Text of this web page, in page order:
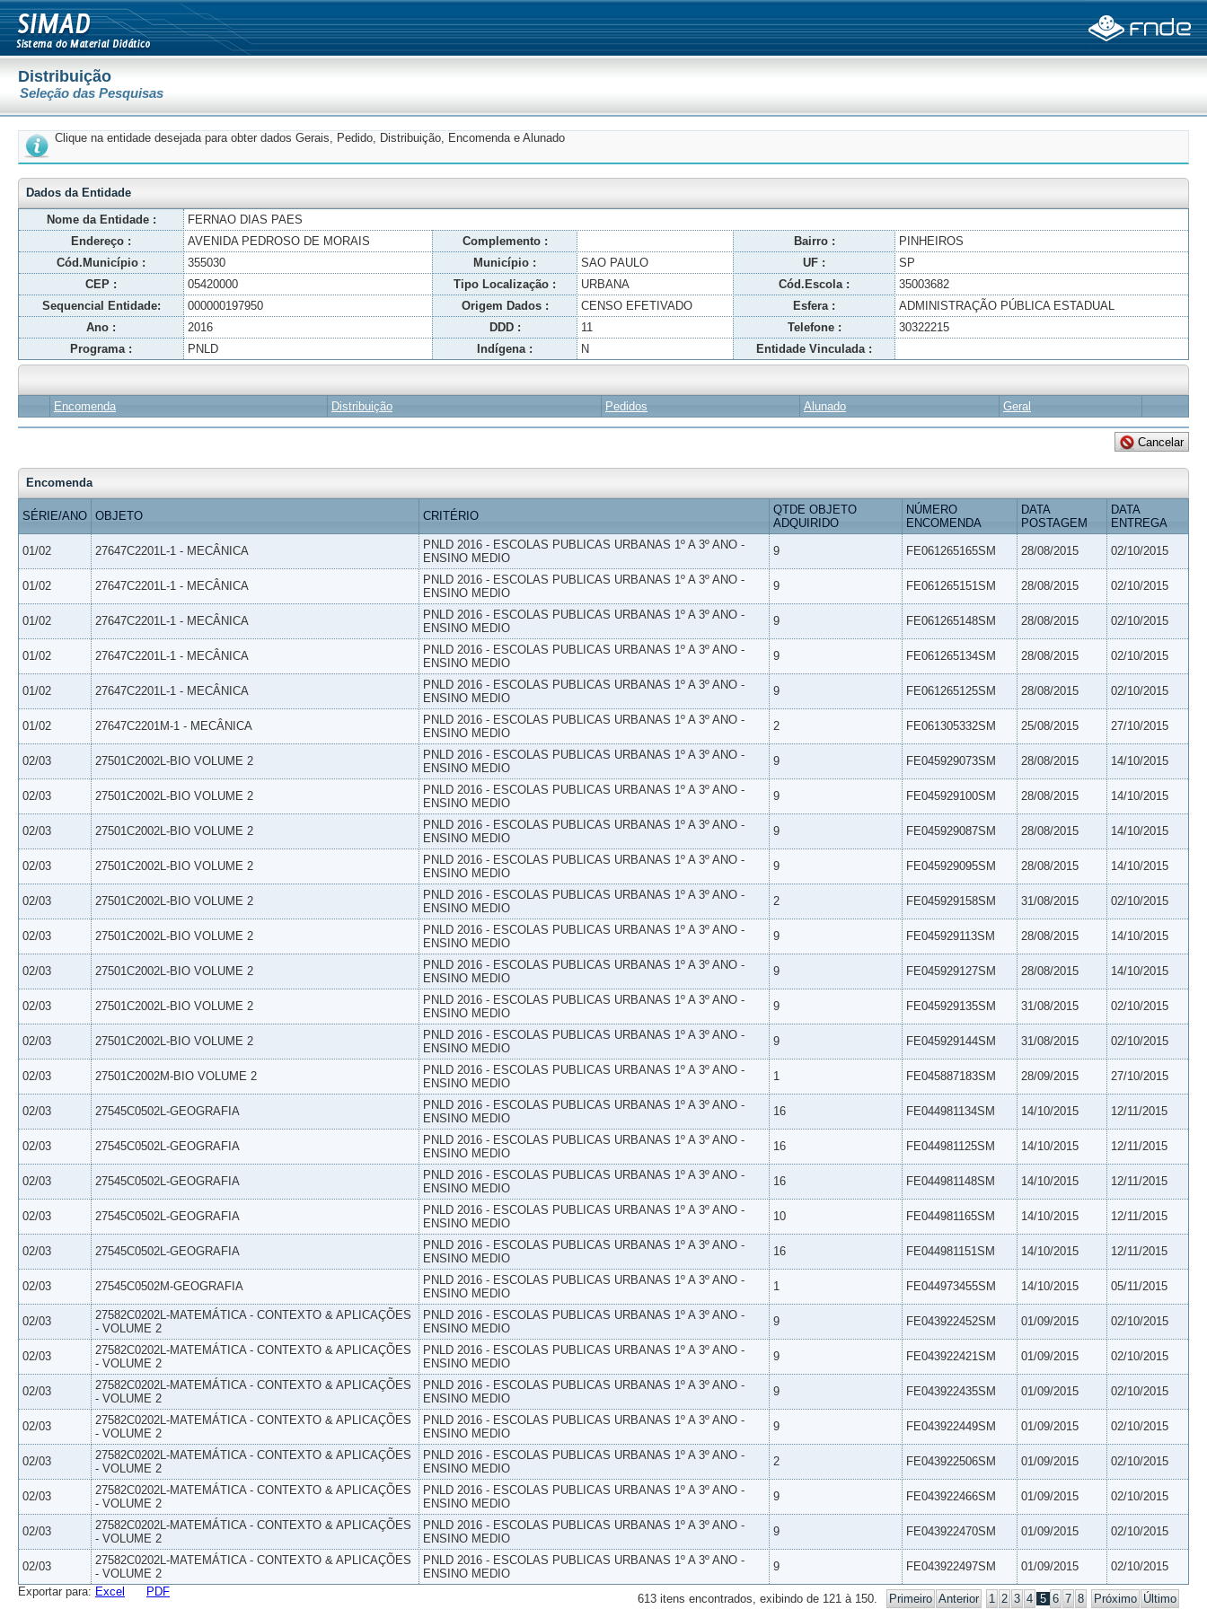
Distribuição
Seleção das Pesquisas
Clique na entidade desejada para obter dados Gerais, Pedido, Distribuição, Encomenda e Alunado
Dados da Entidade
Nome da Entidade :
FERNAO DIAS PAES
Endereço :
AVENIDA PEDROSO DE MORAIS Complemento : Bairro :
PINHEIROS
Cód.Município :
355030 Município : SAO PAULO UF :
SP
CEP :
05420000 Tipo Localização : URBANA Cód.Escola :
35003682
Sequencial Entidade:
000000197950 Origem Dados : CENSO EFETIVADO Esfera :
ADMINISTRAÇÃO PÚBLICA ESTADUAL
Ano :
2016 DDD : 11 Telefone :
30322215
Programa :
PNLD Indígena : N Entidade Vinculada :
Encomenda Distribuição Pedidos Alunado Geral
Encomenda
SÉRIE/ANO OBJETO CRITÉRIO
QTDE OBJETO
ADQUIRIDO
NÚMERO
ENCOMENDA
DATA
POSTAGEM
DATA
ENTREGA
01/02 27647C2201L-1 - MECÂNICA
PNLD 2016 - ESCOLAS PUBLICAS URBANAS 1º A 3º ANO -
ENSINO MEDIO
9 FE061265165SM 28/08/2015 02/10/2015
01/02 27647C2201L-1 - MECÂNICA
PNLD 2016 - ESCOLAS PUBLICAS URBANAS 1º A 3º ANO -
ENSINO MEDIO
9 FE061265151SM 28/08/2015 02/10/2015
01/02 27647C2201L-1 - MECÂNICA
PNLD 2016 - ESCOLAS PUBLICAS URBANAS 1º A 3º ANO -
ENSINO MEDIO
9 FE061265148SM 28/08/2015 02/10/2015
01/02 27647C2201L-1 - MECÂNICA
PNLD 2016 - ESCOLAS PUBLICAS URBANAS 1º A 3º ANO -
ENSINO MEDIO
9 FE061265134SM 28/08/2015 02/10/2015
01/02 27647C2201L-1 - MECÂNICA
PNLD 2016 - ESCOLAS PUBLICAS URBANAS 1º A 3º ANO -
ENSINO MEDIO
9 FE061265125SM 28/08/2015 02/10/2015
01/02 27647C2201M-1 - MECÂNICA
PNLD 2016 - ESCOLAS PUBLICAS URBANAS 1º A 3º ANO -
ENSINO MEDIO
2 FE061305332SM 25/08/2015 27/10/2015
02/03 27501C2002L-BIO VOLUME 2
PNLD 2016 - ESCOLAS PUBLICAS URBANAS 1º A 3º ANO -
ENSINO MEDIO
9 FE045929073SM 28/08/2015 14/10/2015
02/03 27501C2002L-BIO VOLUME 2
PNLD 2016 - ESCOLAS PUBLICAS URBANAS 1º A 3º ANO -
ENSINO MEDIO
9 FE045929100SM 28/08/2015 14/10/2015
02/03 27501C2002L-BIO VOLUME 2
PNLD 2016 - ESCOLAS PUBLICAS URBANAS 1º A 3º ANO -
ENSINO MEDIO
9 FE045929087SM 28/08/2015 14/10/2015
02/03 27501C2002L-BIO VOLUME 2
PNLD 2016 - ESCOLAS PUBLICAS URBANAS 1º A 3º ANO -
ENSINO MEDIO
9 FE045929095SM 28/08/2015 14/10/2015
02/03 27501C2002L-BIO VOLUME 2
PNLD 2016 - ESCOLAS PUBLICAS URBANAS 1º A 3º ANO -
ENSINO MEDIO
2 FE045929158SM 31/08/2015 02/10/2015
02/03 27501C2002L-BIO VOLUME 2
PNLD 2016 - ESCOLAS PUBLICAS URBANAS 1º A 3º ANO -
ENSINO MEDIO
9 FE045929113SM 28/08/2015 14/10/2015
02/03 27501C2002L-BIO VOLUME 2
PNLD 2016 - ESCOLAS PUBLICAS URBANAS 1º A 3º ANO -
ENSINO MEDIO
9 FE045929127SM 28/08/2015 14/10/2015
02/03 27501C2002L-BIO VOLUME 2
PNLD 2016 - ESCOLAS PUBLICAS URBANAS 1º A 3º ANO -
ENSINO MEDIO
9 FE045929135SM 31/08/2015 02/10/2015
02/03 27501C2002L-BIO VOLUME 2
PNLD 2016 - ESCOLAS PUBLICAS URBANAS 1º A 3º ANO -
ENSINO MEDIO
9 FE045929144SM 31/08/2015 02/10/2015
02/03 27501C2002M-BIO VOLUME 2
PNLD 2016 - ESCOLAS PUBLICAS URBANAS 1º A 3º ANO -
ENSINO MEDIO
1 FE045887183SM 28/09/2015 27/10/2015
02/03 27545C0502L-GEOGRAFIA
PNLD 2016 - ESCOLAS PUBLICAS URBANAS 1º A 3º ANO -
ENSINO MEDIO
16 FE044981134SM 14/10/2015 12/11/2015
02/03 27545C0502L-GEOGRAFIA
PNLD 2016 - ESCOLAS PUBLICAS URBANAS 1º A 3º ANO -
ENSINO MEDIO
16 FE044981125SM 14/10/2015 12/11/2015
02/03 27545C0502L-GEOGRAFIA
PNLD 2016 - ESCOLAS PUBLICAS URBANAS 1º A 3º ANO -
ENSINO MEDIO
16 FE044981148SM 14/10/2015 12/11/2015
02/03 27545C0502L-GEOGRAFIA
PNLD 2016 - ESCOLAS PUBLICAS URBANAS 1º A 3º ANO -
ENSINO MEDIO
10 FE044981165SM 14/10/2015 12/11/2015
02/03 27545C0502L-GEOGRAFIA
PNLD 2016 - ESCOLAS PUBLICAS URBANAS 1º A 3º ANO -
ENSINO MEDIO
16 FE044981151SM 14/10/2015 12/11/2015
02/03 27545C0502M-GEOGRAFIA
PNLD 2016 - ESCOLAS PUBLICAS URBANAS 1º A 3º ANO -
ENSINO MEDIO
1 FE044973455SM 14/10/2015 05/11/2015
02/03
27582C0202L-MATEMÁTICA - CONTEXTO & APLICAÇÕES
- VOLUME 2
PNLD 2016 - ESCOLAS PUBLICAS URBANAS 1º A 3º ANO -
ENSINO MEDIO
9 FE043922452SM 01/09/2015 02/10/2015
02/03
27582C0202L-MATEMÁTICA - CONTEXTO & APLICAÇÕES
- VOLUME 2
PNLD 2016 - ESCOLAS PUBLICAS URBANAS 1º A 3º ANO -
ENSINO MEDIO
9 FE043922421SM 01/09/2015 02/10/2015
02/03
27582C0202L-MATEMÁTICA - CONTEXTO & APLICAÇÕES
- VOLUME 2
PNLD 2016 - ESCOLAS PUBLICAS URBANAS 1º A 3º ANO -
ENSINO MEDIO
9 FE043922435SM 01/09/2015 02/10/2015
02/03
27582C0202L-MATEMÁTICA - CONTEXTO & APLICAÇÕES
- VOLUME 2
PNLD 2016 - ESCOLAS PUBLICAS URBANAS 1º A 3º ANO -
ENSINO MEDIO
9 FE043922449SM 01/09/2015 02/10/2015
02/03
27582C0202L-MATEMÁTICA - CONTEXTO & APLICAÇÕES
- VOLUME 2
PNLD 2016 - ESCOLAS PUBLICAS URBANAS 1º A 3º ANO -
ENSINO MEDIO
2 FE043922506SM 01/09/2015 02/10/2015
02/03
27582C0202L-MATEMÁTICA - CONTEXTO & APLICAÇÕES
- VOLUME 2
PNLD 2016 - ESCOLAS PUBLICAS URBANAS 1º A 3º ANO -
ENSINO MEDIO
9 FE043922466SM 01/09/2015 02/10/2015
02/03
27582C0202L-MATEMÁTICA - CONTEXTO & APLICAÇÕES
- VOLUME 2
PNLD 2016 - ESCOLAS PUBLICAS URBANAS 1º A 3º ANO -
ENSINO MEDIO
9 FE043922470SM 01/09/2015 02/10/2015
02/03
27582C0202L-MATEMÁTICA - CONTEXTO & APLICAÇÕES
- VOLUME 2
PNLD 2016 - ESCOLAS PUBLICAS URBANAS 1º A 3º ANO -
ENSINO MEDIO
9 FE043922497SM 01/09/2015 02/10/2015
613 itens encontrados, exibindo de 121 à 150. Primeiro Anterior 1 2 3 4 5 6 7 8 Próximo Último
Exportar para: Excel PDF